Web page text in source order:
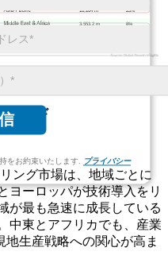
をお約束いたします. プライバシー
8%
3,553.2 m
23%
10,204 m
的な洞察を取得
ロード
ング市場は、地域ごとに
ヨーロッパが技術導入をリ
が最も急速に成長している
中東とアフリカでも、産業
地生産戦略への関心が高ま